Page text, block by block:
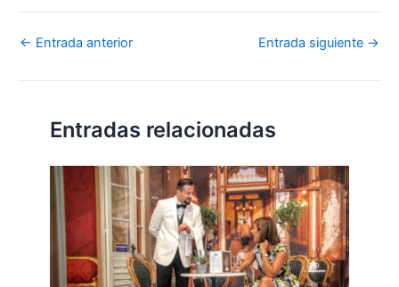
← Entrada anterior Entrada siguiente →
Entradas relacionadas